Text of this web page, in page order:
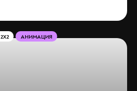
2X2 АНИМАЦИЯ